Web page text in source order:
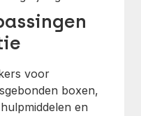
voor
boxen,
en